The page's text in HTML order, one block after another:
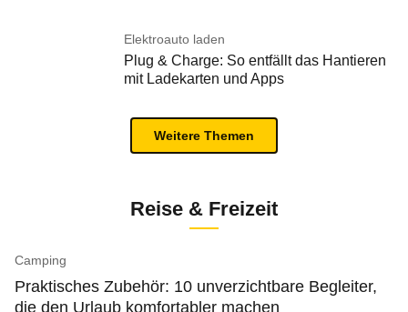
Elektroauto laden
Plug & Charge: So entfällt das Hantieren
mit Ladekarten und Apps
Weitere Themen
Reise & Freizeit
Camping
Praktisches Zubehör: 10 unverzichtbare Begleiter,
die den Urlaub komfortabler machen